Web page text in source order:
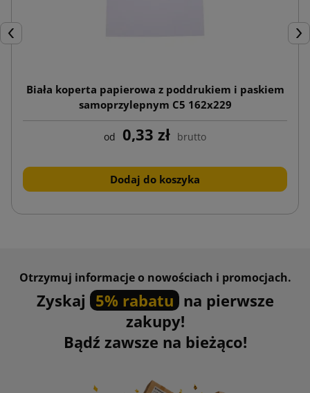
Poprzedni
Biała koperta papierowa z poddrukiem i paskiem
samoprzylepnym C5 162x229
od 0,33 zł brutto
Dodaj do koszyka
Otrzymuj informacje o nowościach i promocjach.
Zyskaj 5% rabatu na pierwsze
zakupy!
Bądź zawsze na bieżąco!